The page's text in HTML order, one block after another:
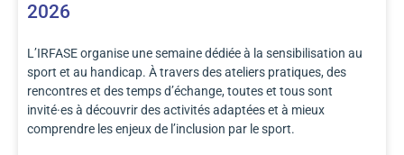
2026
L’IRFASE organise une semaine dédiée à la sensibilisation au
sport et au handicap. À travers des ateliers pratiques, des
rencontres et des temps d’échange, toutes et tous sont
invité·es à découvrir des activités adaptées et à mieux
comprendre les enjeux de l’inclusion par le sport.